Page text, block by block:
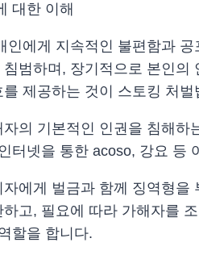
대한 이해
인에게 지속적인 불편함과
범하며, 장기적으로 본인의
제공하는 것이 스토킹 처
의 기본적인 인권을 침해
터넷을 통한 acoso, 강요 등
에게 벌금과 함께 징역형
고, 필요에 따라 가해자를
할을 합니다.